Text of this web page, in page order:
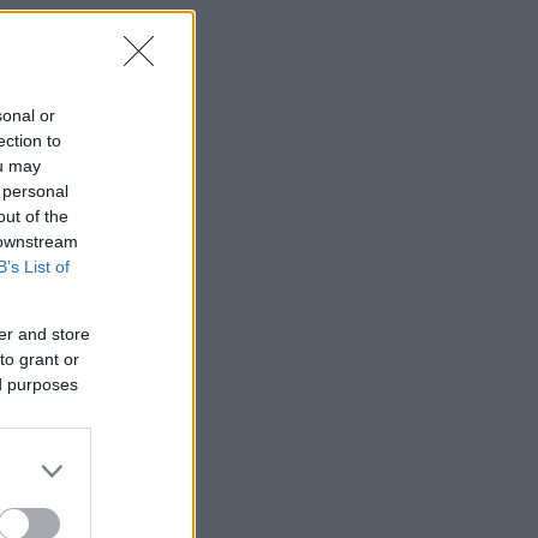
or
to
may
of the
List of
and store
grant or
purposes